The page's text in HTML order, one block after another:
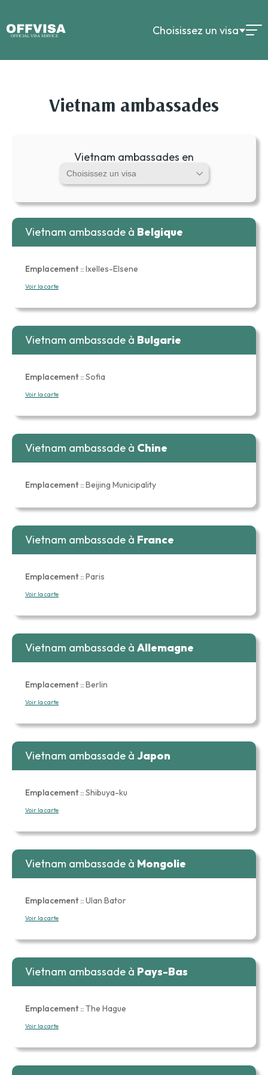
Choisissez un visa
Vietnam ambassades
Vietnam ambassades en
Vietnam ambassade à Belgique
Emplacement ::Ixelles-Elsene
Voir la carte
Vietnam ambassade à Bulgarie
Emplacement ::Sofia
Voir la carte
Vietnam ambassade à Chine
Emplacement ::Beijing Municipality
Vietnam ambassade à France
Emplacement ::Paris
Voir la carte
Vietnam ambassade à Allemagne
Emplacement ::Berlin
Voir la carte
Vietnam ambassade à Japon
Emplacement ::Shibuya-ku
Voir la carte
Vietnam ambassade à Mongolie
Emplacement ::Ulan Bator
Voir la carte
Vietnam ambassade à Pays-Bas
Emplacement ::The Hague
Voir la carte